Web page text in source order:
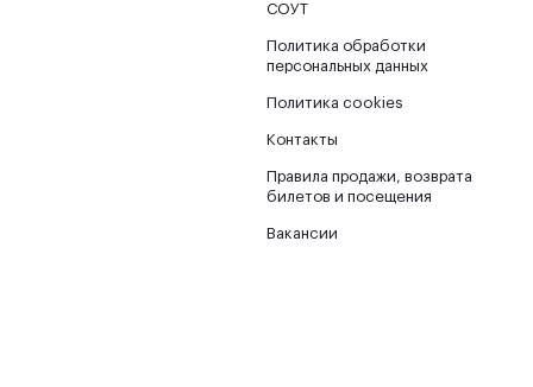
СОУТ
Политика обработки
персональных данных
Политика cookies
Контакты
Правила продажи, возврата
билетов и посещения
Вакансии